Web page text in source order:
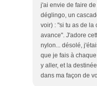
j'ai envie de faire
déglingo, un
voir) : "si tu as de la
avance". J'adore
nylon... désolé,
que je fais à
y aller, et la
dans ma façon de